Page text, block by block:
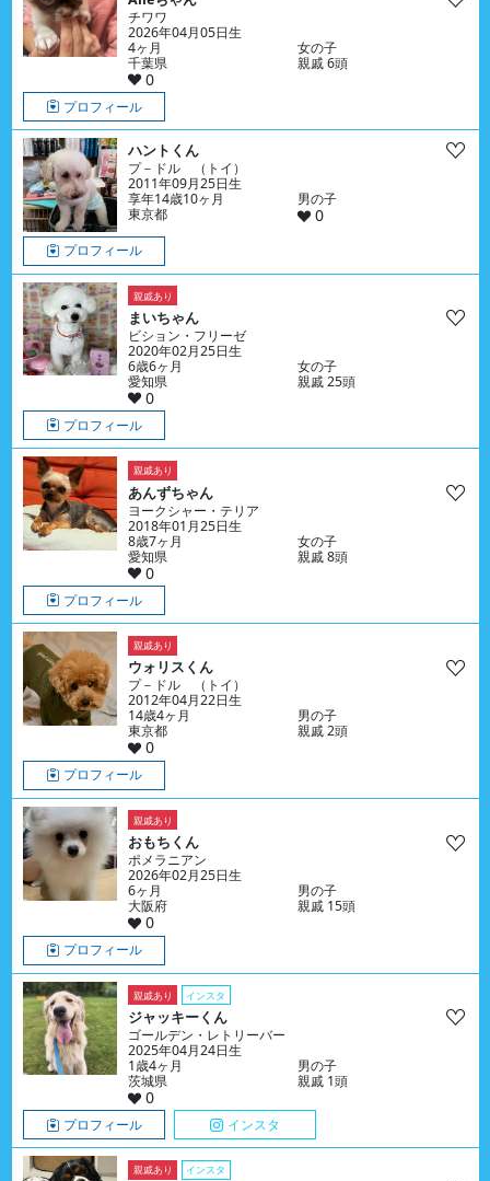
チワワ
2026年04月05日生
4ヶ月
女の子
千葉県
親戚 6頭
0
プロフィール
ハントくん
プ－ドル （トイ）
2011年09月25日生
享年14歳10ヶ月
男の子
東京都
0
プロフィール
親戚あり
まいちゃん
ビション・フリーゼ
2020年02月25日生
6歳6ヶ月
女の子
愛知県
親戚 25頭
0
プロフィール
親戚あり
あんずちゃん
ヨークシャー・テリア
2018年01月25日生
8歳7ヶ月
女の子
愛知県
親戚 8頭
0
プロフィール
親戚あり
ウォリスくん
プ－ドル （トイ）
2012年04月22日生
14歳4ヶ月
男の子
東京都
親戚 2頭
0
プロフィール
親戚あり
おもちくん
ポメラニアン
2026年02月25日生
6ヶ月
男の子
大阪府
親戚 15頭
0
プロフィール
親戚あり インスタ
ジャッキーくん
ゴールデン・レトリーバー
2025年04月24日生
1歳4ヶ月
男の子
茨城県
親戚 1頭
0
プロフィール インスタ
親戚あり インスタ